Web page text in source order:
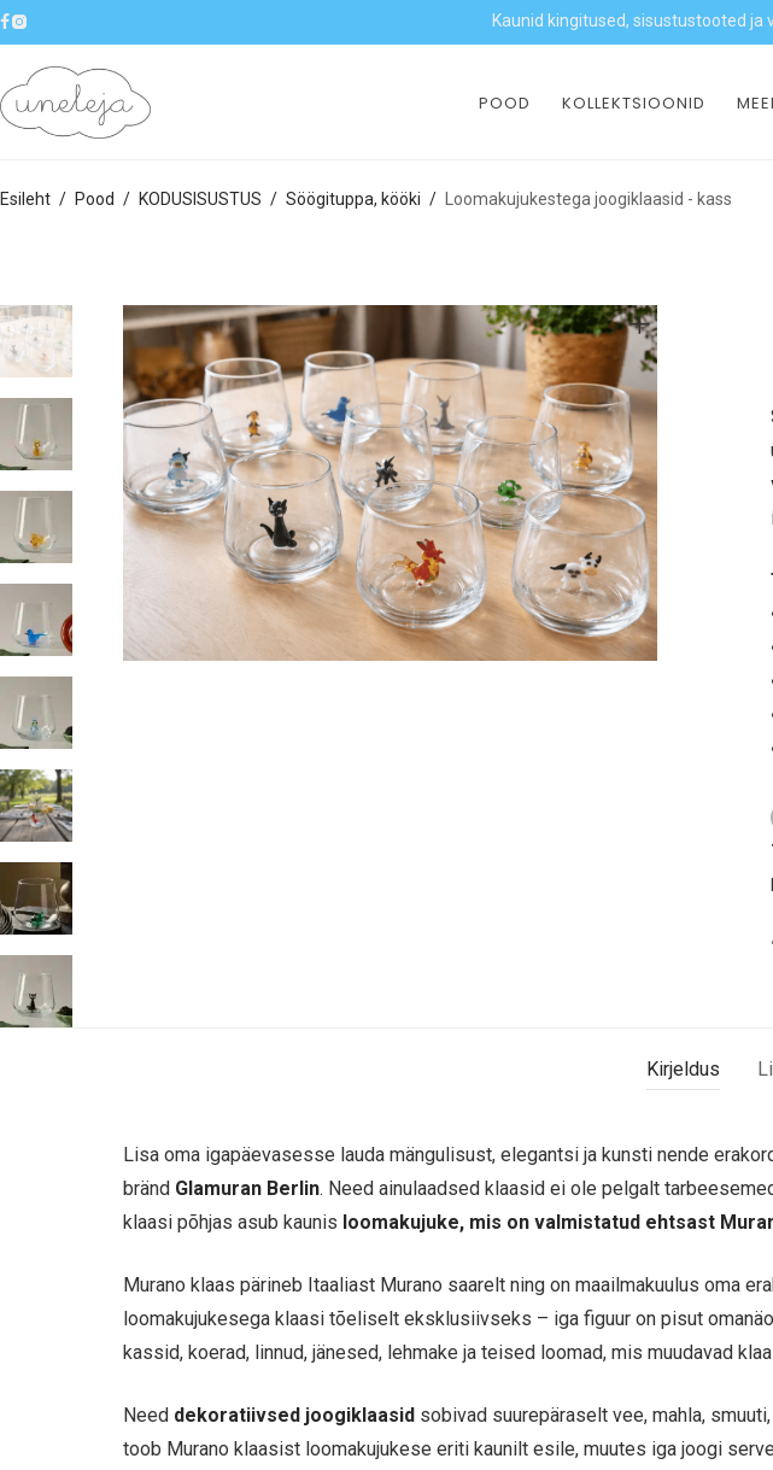
Kaunid kingitused, sisustustooted ja
POOD KOLLEKTSIOONID
Esileht / Pood / KODUSISUSTUS / Söögituppa, kööki / Loomakujukestega joogiklaasid - kass
Kirjeldus
Lisa oma igapäevasesse lauda mängulisust, elegantsi ja kunsti nende
bränd Glamuran Berlin. Need ainulaadsed klaasid ei ole pelgalt
klaasi põhjas asub kaunis loomakujuke, mis on valmistatud ehtsast
Murano klaas pärineb Itaaliast Murano saarelt ning on maailmakuulus oma
loomakujukesega klaasi tõeliselt eksklusiivseks – iga figuur on pisut
kassid, koerad, linnud, jänesed, lehmake ja teised loomad, mis muudavad
Need dekoratiivsed joogiklaasid sobivad suurepäraselt vee, mahla,
toob Murano klaasist loomakujukese eriti kaunilt esile, muutes iga joogi